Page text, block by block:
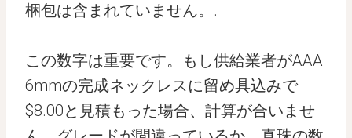
梱包は含まれていません。.
この数字は重要です。もし供給業者がAAA
6mmの完成ネックレスに留め具込みで
$8.00と見積もった場合、計算が合いませ